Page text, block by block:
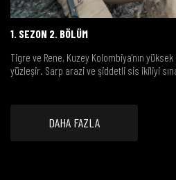
1. SEZON 2. BÖLÜM
Tigre ve Rene, Kuzey Kolombiya'nın
yüzleşir. Sarp arazi ve şiddetli sis ikiliyi
DAHA FAZLA